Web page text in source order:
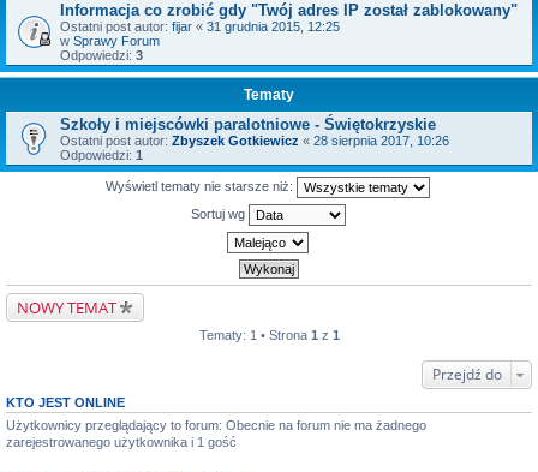
Informacja co zrobić gdy "Twój adres IP został zablokowany"
Ostatni post autor: fijar « 31 grudnia 2015, 12:25
w Sprawy Forum
Odpowiedzi: 3
Tematy
Szkoły i miejscówki paralotniowe - Świętokrzyskie
Ostatni post autor: Zbyszek Gotkiewicz « 28 sierpnia 2017, 10:26
Odpowiedzi: 1
Wyświetl tematy nie starsze niż:
Sortuj wg
NOWY TEMAT
Tematy: 1 • Strona 1 z 1
Przejdź do
KTO JEST ONLINE
Użytkownicy przeglądający to forum: Obecnie na forum nie ma żadnego
zarejestrowanego użytkownika i 1 gość